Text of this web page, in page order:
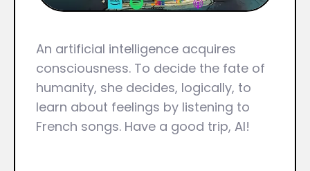
An artificial intelligence acquires
consciousness. To decide the fate of
humanity, she decides, logically, to
learn about feelings by listening to
French songs. Have a good trip, AI!